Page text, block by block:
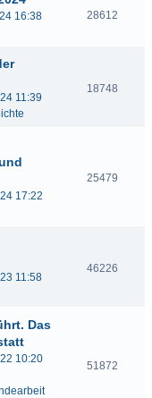
16:38
28612
11:39
18748
17:22
25479
11:58
46226
Das
10:20
51872